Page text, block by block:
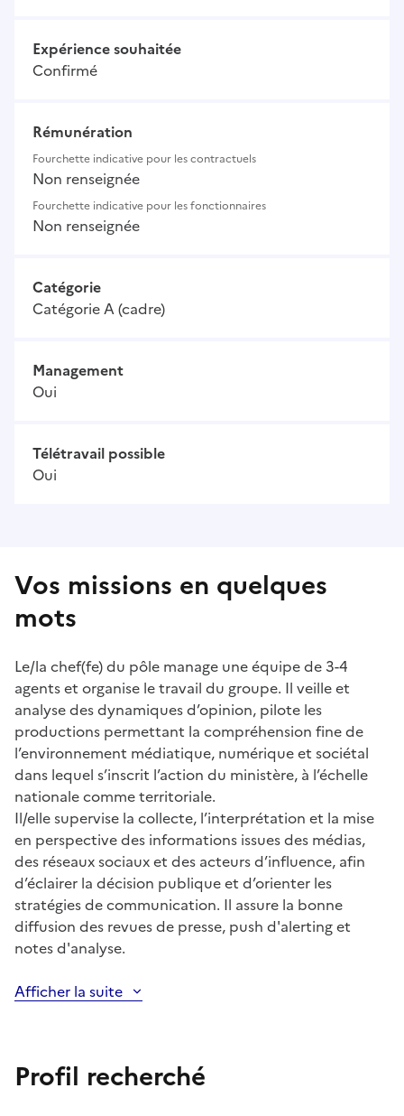
Expérience souhaitée
Confirmé
Rémunération
Fourchette indicative pour les contractuels
Non renseignée
Fourchette indicative pour les fonctionnaires
Non renseignée
Catégorie
Catégorie A (cadre)
Management
Oui
Télétravail possible
Oui
Vos missions en quelques
mots
Le/la chef(fe) du pôle manage une équipe de 3-4
agents et organise le travail du groupe. Il veille et
analyse des dynamiques d’opinion, pilote les
productions permettant la compréhension fine de
l’environnement médiatique, numérique et sociétal
dans lequel s’inscrit l’action du ministère, à l’échelle
nationale comme territoriale.
Il/elle supervise la collecte, l’interprétation et la mise
en perspective des informations issues des médias,
des réseaux sociaux et des acteurs d’influence, afin
d’éclairer la décision publique et d’orienter les
stratégies de communication. Il assure la bonne
diffusion des revues de presse, push d'alerting et
notes d'analyse.
Afficher la suite
Profil recherché